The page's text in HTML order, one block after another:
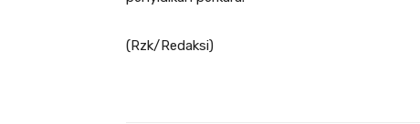
(Rzk/Redaksi)